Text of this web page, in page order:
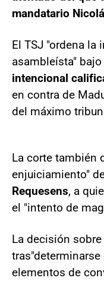
mandatario
El TSJ "ordena la
asambleísta"
intencional
en contra de
del máximo
La corte también
enjuiciamiento"
Requesens, a
el "intento de
La decisión
tras
elementos de